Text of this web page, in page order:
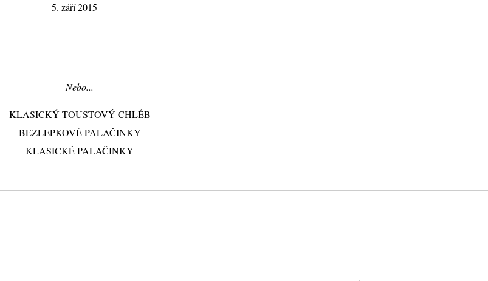
5. září 2015
Nebo...
KLASICKÝ TOUSTOVÝ CHLÉB
BEZLEPKOVÉ PALAČINKY
KLASICKÉ PALAČINKY